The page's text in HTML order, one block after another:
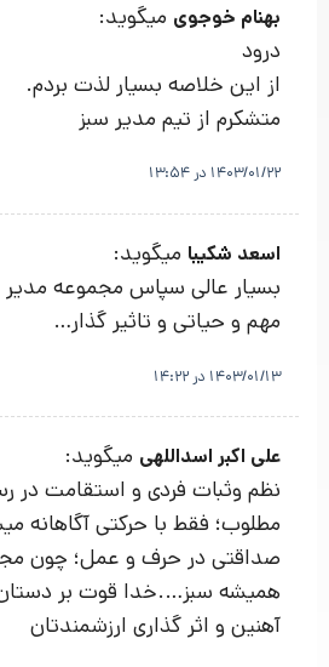
بهنام خوجوی میگوید:
درود
از این خلاصه بسیار لذت بردم.
متشکرم از تیم مدیر سبز
1403/01/22 در 13:54
اسعد شکیبا میگوید:
مهم و حیاتی و تاثیر گذار…
1403/01/13 در 14:22
علی اکبر اسداللهی میگوید:
نظم وثبات فردی و استقامت در
مطلوب؛ فقط با حرکتی آگاهانه
صداقتی در حرف و عمل؛ چون
همیشه سبز….خدا قوت بر دستان
آهنین و اثر گذاری ارزشمندتان